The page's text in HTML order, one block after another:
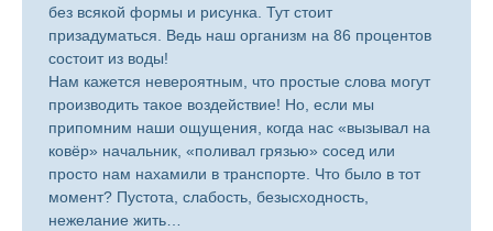
без всякой формы и рисунка. Тут стоит
призадуматься. Ведь наш организм на 86 процентов
состоит из воды!
Нам кажется невероятным, что простые слова могут
производить такое воздействие! Но, если мы
припомним наши ощущения, когда нас «вызывал на
ковёр» начальник, «поливал грязью» сосед или
просто нам нахамили в транспорте. Что было в тот
момент? Пустота, слабость, безысходность,
нежелание жить…